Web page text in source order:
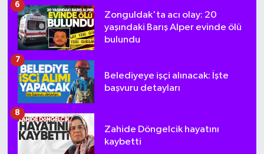
Zonguldak'ta acı olay: 20
yaşındaki Barış Alper evinde ölü
bulundu
6
Belediyeye işçi alınacak: İşte
başvuru detayları
7
Zahide Döngelcik hayatını
kaybetti
8